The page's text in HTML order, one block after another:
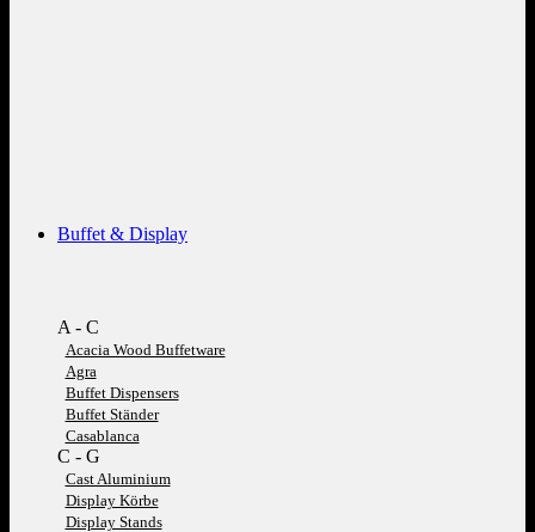
Buffet & Display
A - C
Acacia Wood Buffetware
Agra
Buffet Dispensers
Buffet Ständer
Casablanca
C - G
Cast Aluminium
Display Körbe
Display Stands